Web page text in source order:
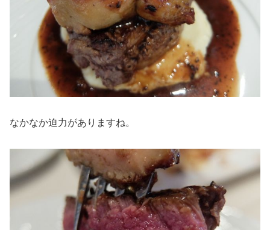
なかなか迫力がありますね。